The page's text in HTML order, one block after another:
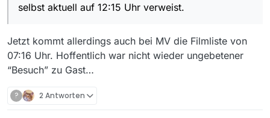
selbst aktuell auf 12:15 Uhr verweist.
Jetzt kommt allerdings auch bei MV die Filmliste von
07:16 Uhr. Hoffentlich war nicht wieder ungebetener
“Besuch” zu Gast…
? 2 Antworten